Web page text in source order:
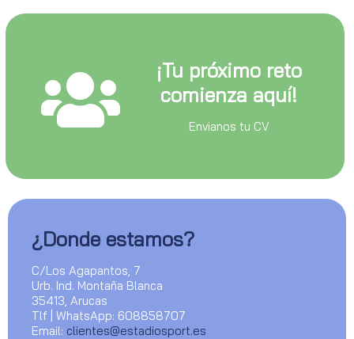
¡Tu próximo reto
comienza aquí!
Envianos tu CV
¿Donde estamos?
C/Los Agapantos, 7
Urb. Ind. Montaña Blanca
35413, Arucas
Tlf | WhatsApp: 608858707
Email: clientes@estadiosport.es